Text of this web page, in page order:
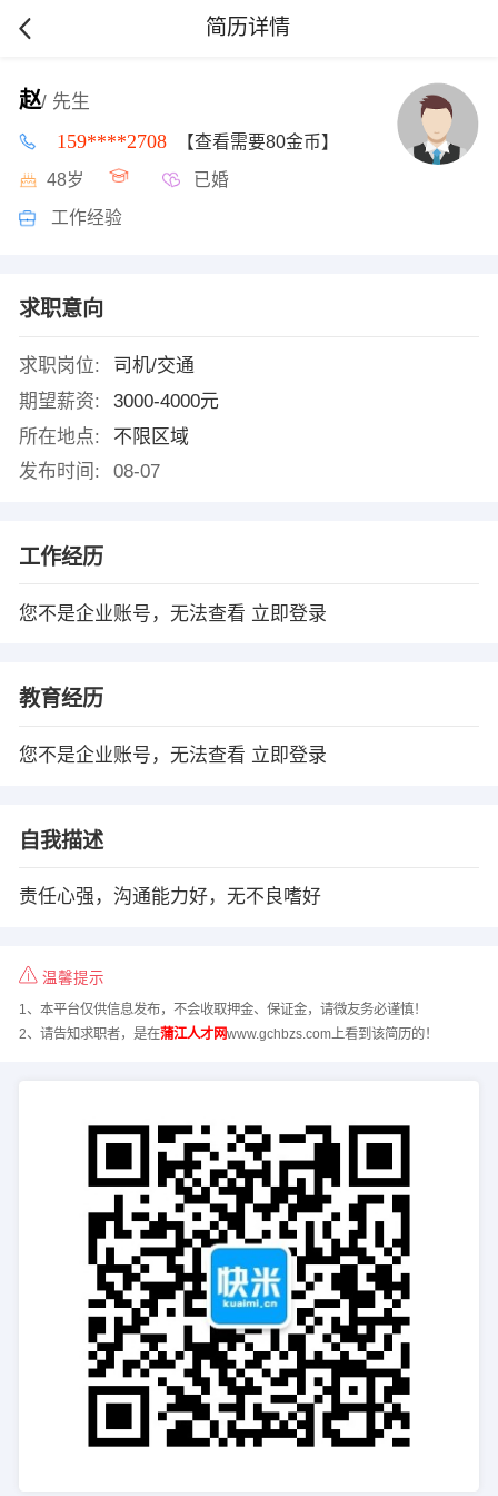
简历详情
赵/ 先生
159****2708 【查看需要80金币】
48岁 已婚
工作经验
求职意向
求职岗位:
司机/交通
期望薪资:
3000-4000元
所在地点:
不限区域
发布时间:
08-07
工作经历
您不是企业账号，无法查看 立即登录
教育经历
您不是企业账号，无法查看 立即登录
自我描述
责任心强，沟通能力好，无不良嗜好
温馨提示
1、本平台仅供信息发布，不会收取押金、保证金，请微友务必谨慎！
2、请告知求职者，是在蒲江人才网www.gchbzs.com上看到该简历的！